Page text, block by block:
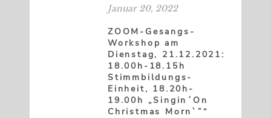
Januar 20, 2022
ZOOM-Gesangs-
Workshop am
Dienstag, 21.12.2021:
18.00h-18.15h
Stimmbildungs-
Einheit, 18.20h-
19.00h „Singin´On
Christmas Morn`”“